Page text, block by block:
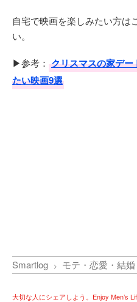
自宅で映画を楽しみたい方
い。
▶参考： クリスマスの家デ
たい映画9選
Smartlog モテ・恋愛・結婚
大切な人にシェアしよう。Enjoy Men’s